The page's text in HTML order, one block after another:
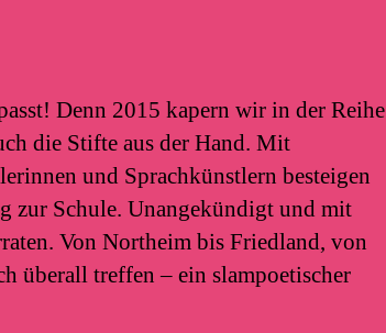
Denn 2015 kapern wir in der Reihe
die Stifte aus der Hand. Mit
und Sprachkünstlern besteigen
zur Schule. Unangekündigt und mit
Von Northeim bis Friedland, von
überall treffen – ein slampoetischer